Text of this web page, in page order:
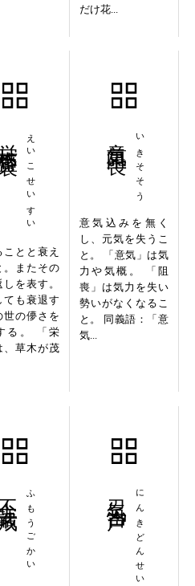
だけ花...
えいこせいすい
ことと衰え
。またその
を表す。
ても衰退す
世の儚さを
る。 「栄
、草木が茂
いきそそう
意気込みを無く
し、元気を失うこ
と。 「意気」は気
力や気概。 「阻
喪」は気力を失い
勢いがなくなるこ
と。 同義語：「意
気...
ふもうごかい にんきどんせい